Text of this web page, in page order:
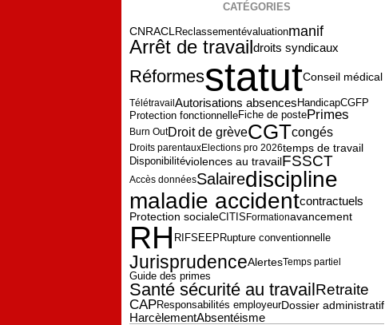
CATÉGORIES
CNRACLReclassementévaluationmanif
Arrêt de travaildroits syndicaux
RéformesstatutConseil médical
TélétravailAutorisations absences HandicapCGFP
Protection fonctionnelleFiche de postePrimes
Burn OutDroit de grèveCGTcongés
Droits parentauxElections pro 2026temps de travail
Disponibilitéviolences au travailFSSCT
Accès donnéesSalairediscipline
maladie accidentcontractuels
Protection socialeCITISFormationavancement
RH RIFSEEP Rupture conventionnelle
JurisprudenceAlertesTemps partiel
Guide des primes
Santé sécurité au travailRetraite
CAPResponsabilités employeurDossier administratif
HarcèlementAbsentéisme